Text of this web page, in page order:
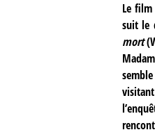
Le
suit le
mort